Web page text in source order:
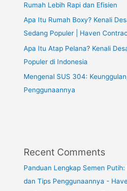
Rumah Lebih Rapi dan Efisien
Apa Itu Rumah Boxy? Kenali
Sedang Populer | Haven
Apa Itu Atap Pelana? Kenali
Populer di Indonesia
Mengenal SUS 304:
Penggunaannya
Recent Comments
Panduan Lengkap Semen Putih:
dan Tips Penggunaannya -